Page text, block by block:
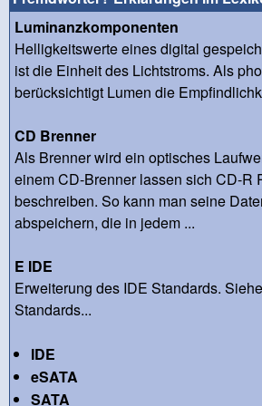
Luminanzkomponenten
Helligkeitswerte eines digital
ist die Einheit des Lichtstroms. Als
berücksichtigt Lumen die
CD Brenner
Als Brenner wird ein optisches
einem CD-Brenner lassen sich CD-R
beschreiben. So kann man seine
abspeichern, die in jedem ...
E IDE
Erweiterung des IDE Standards.
Standards...
IDE
eSATA
SATA